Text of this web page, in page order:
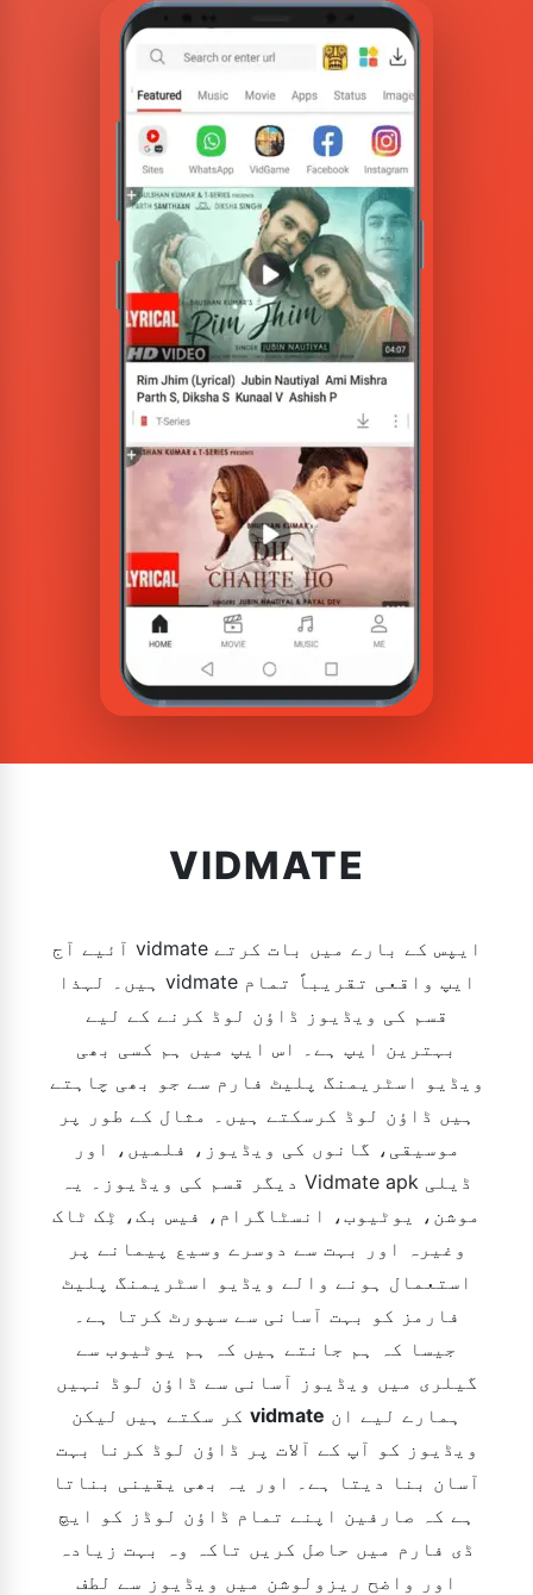
VIDMATE
آئیے آج vidmate ایپس کے بارے میں بات کرتے
ہیں۔ لہذا vidmate ایپ واقعی تقریباً تمام
قسم کی ویڈیوز ڈاؤن لوڈ کرنے کے لیے
بہترین ایپ ہے۔ اس ایپ میں ہم کسی بھی
ویڈیو اسٹریمنگ پلیٹ فارم سے جو بھی چاہتے
ہیں ڈاؤن لوڈ کرسکتے ہیں۔ مثال کے طور پر
موسیقی، گانوں کی ویڈیوز، فلمیں، اور
دیگر قسم کی ویڈیوز۔ یہ Vidmate apk ڈیلی
موشن، یوٹیوب، انسٹاگرام، فیس بک، ٹِک ٹاک
وغیرہ اور بہت سے دوسرے وسیع پیمانے پر
استعمال ہونے والے ویڈیو اسٹریمنگ پلیٹ
فارمز کو بہت آسانی سے سپورٹ کرتا ہے۔
جیسا کہ ہم جانتے ہیں کہ ہم یوٹیوب سے
گیلری میں ویڈیوز آسانی سے ڈاؤن لوڈ نہیں
vidmate
ویڈیوز کو آپ کے آلات پر ڈاؤن لوڈ کرنا بہت
آسان بنا دیتا ہے۔ اور یہ بھی یقینی بناتا
ہے کہ صارفین اپنے تمام ڈاؤن لوڈز کو ایچ
ڈی فارم میں حاصل کریں تاکہ وہ بہت زیادہ
اور واضح ریزولوشن میں ویڈیوز سے لطف